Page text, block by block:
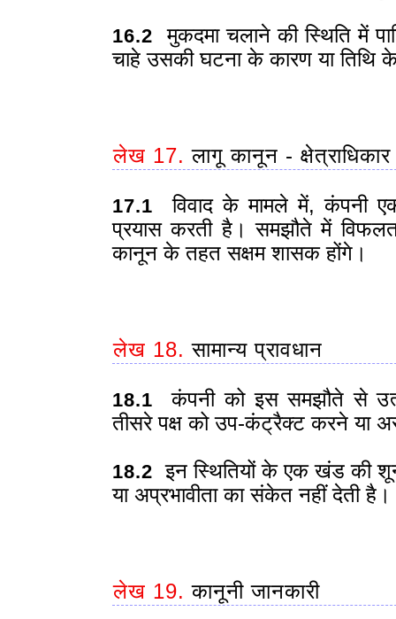
16.2 मुकदमा चलाने की स्थिति में
चाहे उसकी घटना के कारण या तिथि
लेख 17. लागू कानून - क्षेत्राधिकार
17.1 विवाद के मामले में, कंपनी
प्रयास करती है। समझौते में
कानून के तहत सक्षम शासक होंगे।
लेख 18. सामान्य प्रावधान
18.1 कंपनी को इस समझौते से
तीसरे पक्ष को उप-कंट्रैक्ट करने या
18.2 इन स्थितियों के एक खंड की
या अप्रभावीता का संकेत नहीं देती है।
लेख 19. कानूनी जानकारी